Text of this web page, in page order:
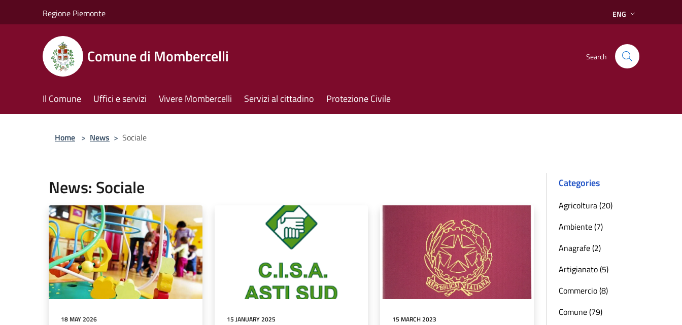
Regione Piemonte ENG
Comune di Mombercelli Search
Il Comune Uffici e servizi Vivere Mombercelli Servizi al cittadino Protezione Civile
Home > News > Sociale
News: Sociale
18 MAY 2026 15 JANUARY 2025 15 MARCH 2023
Categories
Agricoltura (20)
Ambiente (7)
Anagrafe (2)
Artigianato (5)
Commercio (8)
Comune (79)